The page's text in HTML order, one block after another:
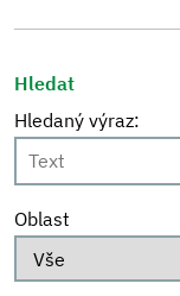
Hledat
Hledaný výraz:
Oblast